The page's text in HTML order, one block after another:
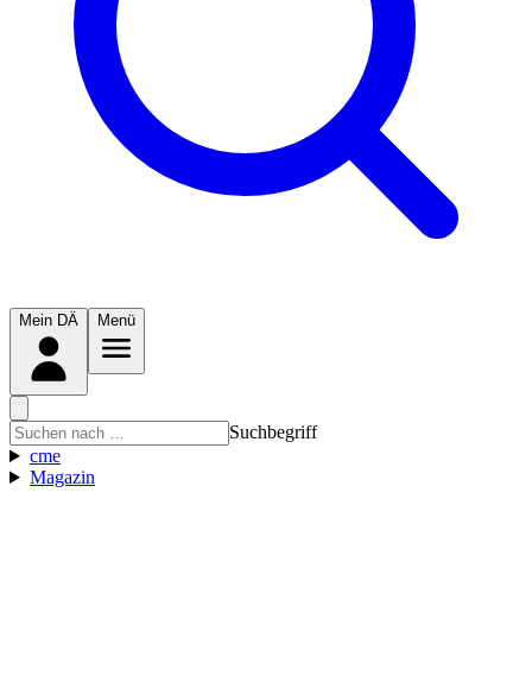
Mein DÄ Menü
Suchbegriff
cme
Magazin